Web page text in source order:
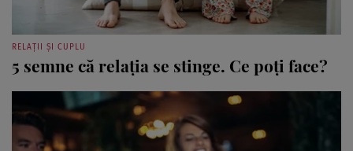
5 semne că relația se stinge. Ce poți face?